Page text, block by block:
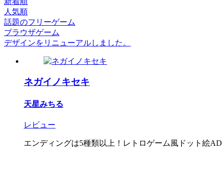
人気順
話題のフリーゲーム
ブラウザゲーム
デザインをリニューアルしました。
ネガイノキセキ
天星みちる
レビュー
エンディングは5種類以上！レトロゲーム風ドット絵